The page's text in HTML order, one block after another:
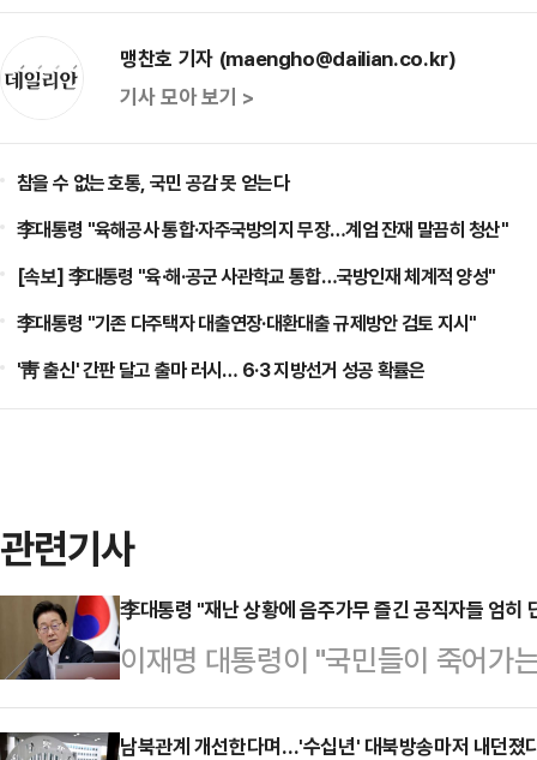
맹찬호 기자 (maengho@dailian.co.kr)
기사 모아 보기 >
참을 수 없는 호통, 국민 공감 못 얻는다
李대통령 "육해공사 통합·자주국방의지 무장…계엄 잔재 말끔히 청산"
[속보] 李대통령 "육·해·공군 사관학교 통합…국방인재 체계적 양성"
李대통령 "기존 다주택자 대출연장·대환대출 규제방안 검토 지시"
'靑 출신' 간판 달고 출마 러시… 6·3 지방선거 성공 확률은
관련기사
李대통령 "재난 상황에 음주가무 즐긴 공직자들 엄히
이재명 대통령이 "국민들이 죽어가
자들에 대해 엄히 단속해야 한다"
남북관계 개선한다며…'수십년' 대북방송마저 내던졌